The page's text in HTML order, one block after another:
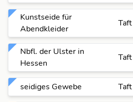
Kunstseide für
Abendkleider
Nbfl. der Ulster in
Hessen
seidiges Gewebe